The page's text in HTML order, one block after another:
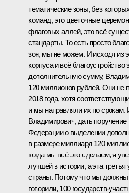
тематические зоны, без
команд, это цветочные
флаговых аллей, это всё
стандарты. То есть просто
зон, мы не можем. И исходя из
корпуса и всё благоустройство
дополнительную сумму,
120 миллионов рублей. Они не
2018 года, хотя
и мы направляли их по
Владимирович, дать
Федерации о выделении
в размере миллиард 120
когда мы всё это сделаем, я
лучшей в истории, а эта
страны. Потому что мы должны
говорили, 100 государств-